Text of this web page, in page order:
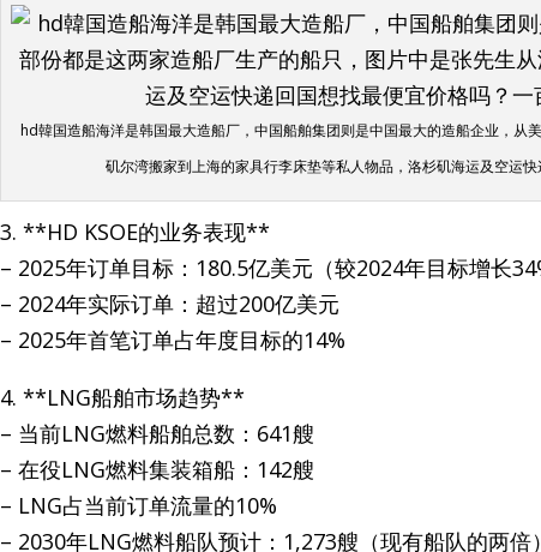
hd韓国造船海洋是韩国最大造船厂，中国船舶集团则是中国最大的造船企业，
矶尔湾搬家到上海的家具行李床垫等私人物品，洛杉矶海运及空运
3. **HD KSOE的业务表现**
– 2025年订单目标：180.5亿美元（较2024年目标增长
– 2024年实际订单：超过200亿美元
– 2025年首笔订单占年度目标的14%
4. **LNG船舶市场趋势**
– 当前LNG燃料船舶总数：641艘
– 在役LNG燃料集装箱船：142艘
– LNG占当前订单流量的10%
– 2030年LNG燃料船队预计：1,273艘（现有船队的两倍）